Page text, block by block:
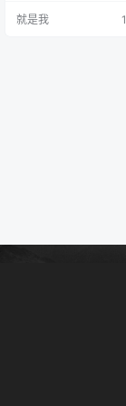
架27.JS高级28.设计
就是我